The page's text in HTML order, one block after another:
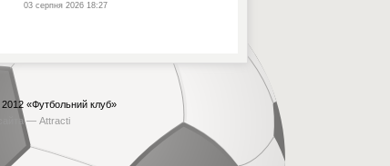
03 серпня 2026 18:27
«Футбольний клуб»
— Attracti